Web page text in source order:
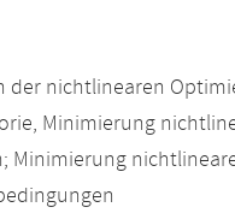
der nichtlinearen
Minimierung
Minimierung